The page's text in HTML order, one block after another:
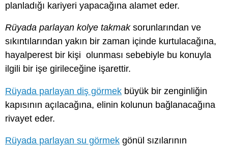
planladığı kariyeri yapacağına alamet eder.
Rüyada parlayan kolye takmaksorunlarından ve
sıkıntılarından yakın bir zaman içinde kurtulacağına,
hayalperest bir kişi olunması sebebiyle bu konuyla
ilgili bir işe girileceğine işarettir.
Rüyada parlayan diş görmek büyük bir zenginliğin
kapısının açılacağına, elinin kolunun bağlanacağına
rivayet eder.
Rüyada parlayan su görmek gönül sızılarının